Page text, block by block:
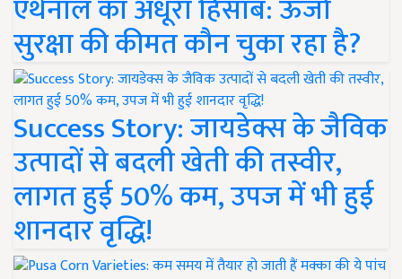
एथेनॉल का अधूरा हिसाब: ऊर्जा
सुरक्षा की कीमत कौन चुका रहा है?
Success Story: जायडेक्स के जैविक
उत्पादों से बदली खेती की तस्वीर,
लागत हुई 50% कम, उपज में भी हुई
शानदार वृद्धि!